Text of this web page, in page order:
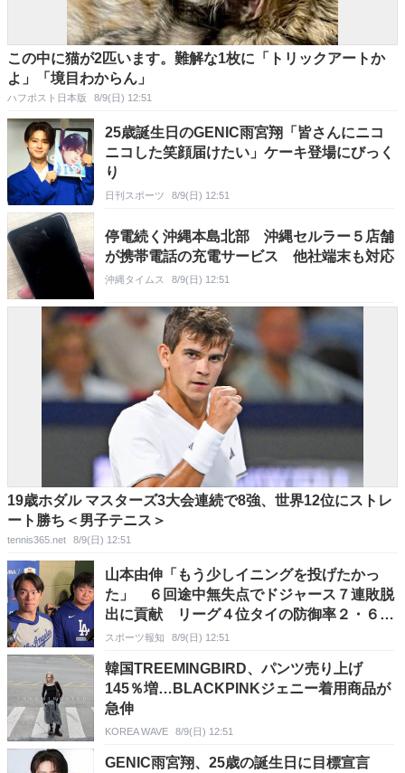
この中に猫が2匹います。難解な1枚に「トリックアートか
よ」「境目わからん」
ハフポスト日本版 8/9(日) 12:51
25歳誕生日のGENIC雨宮翔「皆さんにニコ
ニコした笑顔届けたい」ケーキ登場にびっく
り
日刊スポーツ 8/9(日) 12:51
停電続く沖縄本島北部 沖縄セルラー５店舗
が携帯電話の充電サービス 他社端末も対応
沖縄タイムス 8/9(日) 12:51
19歳ホダル マスターズ3大会連続で8強、世界12位にストレ
ート勝ち＜男子テニス＞
tennis365.net 8/9(日) 12:51
山本由伸「もう少しイニングを投げたかっ
た」 ６回途中無失点でドジャース７連敗脱
出に貢献 リーグ４位タイの防御率２・６５
も満足なし
スポーツ報知 8/9(日) 12:51
韓国TREEMINGBIRD、パンツ売り上げ
145％増…BLACKPINKジェニー着用商品が
急伸
KOREA WAVE 8/9(日) 12:51
GENIC雨宮翔、25歳の誕生日に目標宣言